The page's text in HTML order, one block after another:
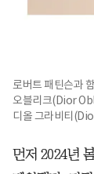
로버트 패틴슨과
오블리크(Dior
디올 그라비티
먼저 2024년